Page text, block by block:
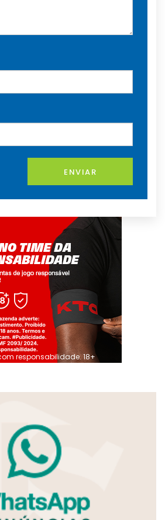
ENVIAR
responsabilidade. 18+